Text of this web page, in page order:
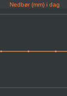
Nedbør (mm) i dag